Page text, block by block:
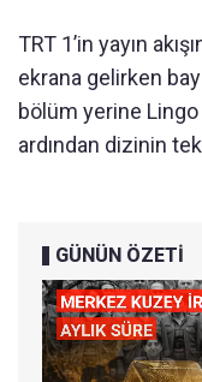
TRT 1’in yayın
ekrana gelirken
bölüm yerine Lingo
ardından dizinin
GÜNÜN ÖZETİ